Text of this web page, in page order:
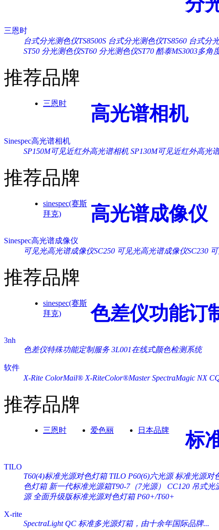
三恩时
台式分光测色仪TS8500S 台式分光测色仪TS8560 台式分
ST50 分光测色仪ST60 分光测色仪ST70 酷泰MS3003多角
推荐品牌
三恩时 高光谱相机
Sinespec高光谱相机
SP150M可见近红外高光谱相机 SP130M可见近红外高光
推荐品牌
sinespec(赛斯
拜克)
高光谱成像仪
Sinespec高光谱成像仪
可见光高光谱成像仪SC250 可见光高光谱成像仪SC230
推荐品牌
sinespec(赛斯
拜克)
色差仪功能订
3nh
色差仪特殊功能定制服务 3L001在线式颜色检测系统
软件
X-Rite ColorMail® X-RiteColor®Master SpectraMagic NX
推荐品牌
三恩时 爱色丽 日本品牌 标
TILO
T60(4)标准光源对色灯箱 TILO P60(6)六光源 标准光源对
色灯箱 新一代标准光源箱T90-7（7光源）
CC120 吊式
源 全面升级版标准光源对色灯箱 P60+/T60+
X-rite
SpectraLight QC 标准多光源灯箱，由十余年国际品牌...